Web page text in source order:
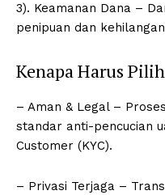
3). Keamanan Dana –
penipuan dan
Kenapa Harus Pilih
– Aman & Legal –
standar anti-pencucian
Customer (KYC).
– Privasi Terjaga –